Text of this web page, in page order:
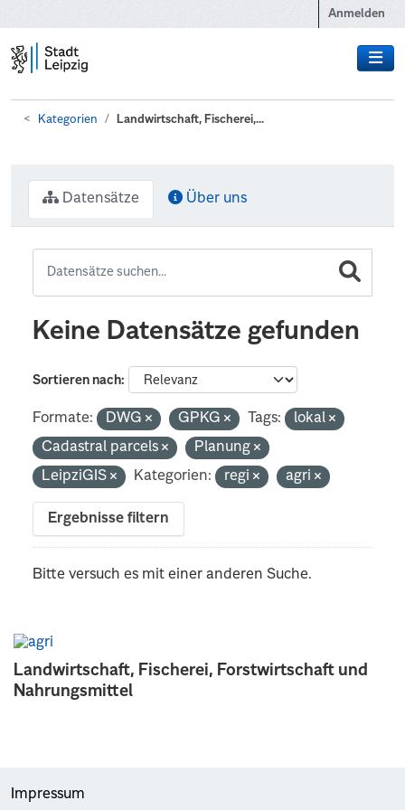
Anmelden
Kategorien Landwirtschaft, Fischerei,...
Landwirtschaft, Fischerei, Forstwirtschaft und
Nahrungsmittel
Datensätze Über uns
Keine Datensätze gefunden
Sortieren nach
Formate: DWG GPKG Tags:
lokal
Cadastral parcels
Planung
LeipziGIS
Kategorien: regi agri
Ergebnisse filtern
Bitte versuch es mit einer anderen Suche.
Impressum